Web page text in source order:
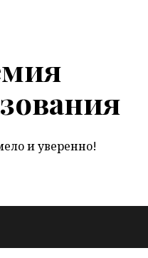
и уверенно!